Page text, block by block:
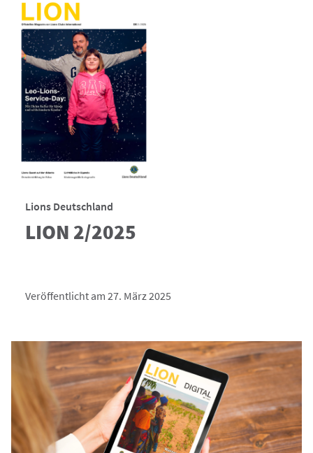
Lions Deutschland
LION 2/2025
Veröffentlicht am 27. März 2025